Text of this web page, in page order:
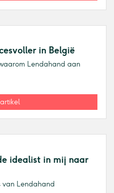
in België
Lendahand aan
idealist in mij naar
van Lendahand